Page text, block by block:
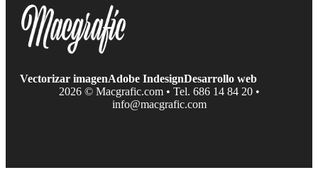
Vectorizar imagenAdobe IndesignDesarrollo web
2026 © Macgrafic.com • Tel. 686 14 84 20 •
info@macgrafic.com